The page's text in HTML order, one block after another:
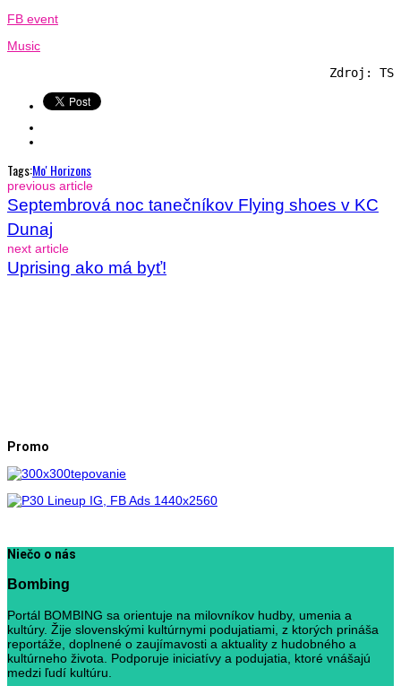
FB event
Music
Zdroj: TS
Tags:Mo' Horizons
previous article
Septembrová noc tanečníkov Flying shoes v KC
Dunaj
next article
Uprising ako má byť!
Promo
Niečo o nás
Bombing
Portál BOMBING sa orientuje na milovníkov hudby, umenia a
kultúry. Žije slovenskými kultúrnymi podujatiami, z ktorých prináša
reportáže, doplnené o zaujímavosti a aktuality z hudobného a
kultúrneho života. Podporuje iniciatívy a podujatia, ktoré vnášajú
medzi ľudí kultúru.